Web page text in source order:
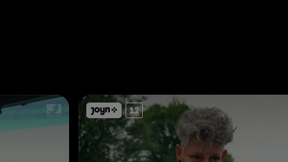
12